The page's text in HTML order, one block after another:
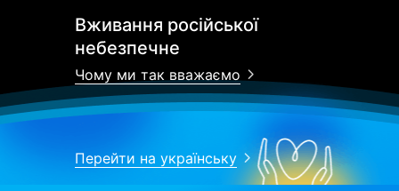
Вживання російської
небезпечне
Чому ми так вважаємо
Перейти на українську